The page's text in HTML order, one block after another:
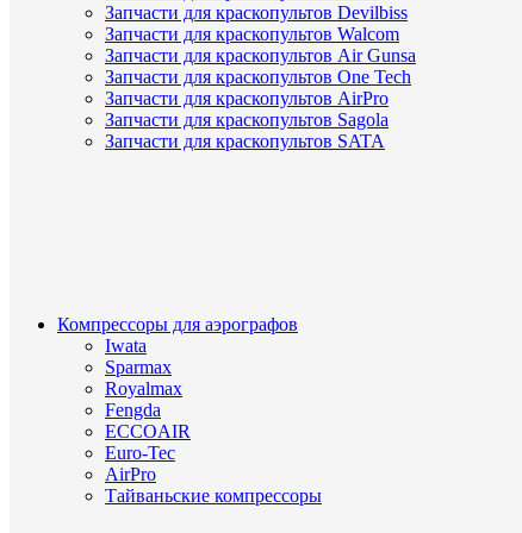
Запчасти для краскопультов Devilbiss
Запчасти для краскопультов Walcom
Запчасти для краскопультов Air Gunsa
Запчасти для краскопультов One Tech
Запчасти для краскопультов AirPro
Запчасти для краскопультов Sagola
Запчасти для краскопультов SATA
Компрессоры для аэрографов
Iwata
Sparmax
Royalmax
Fengda
ECCOAIR
Euro-Tec
AirPro
Тайваньские компрессоры